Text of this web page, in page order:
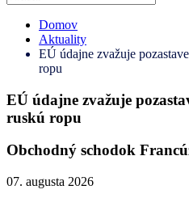
Domov
Aktuality
EÚ údajne zvažuje
ropu
EÚ údajne zvažuje
ruskú ropu
Obchodný schodok
07. augusta 2026